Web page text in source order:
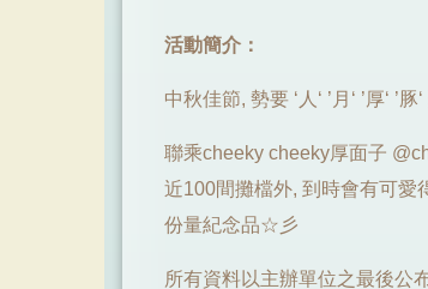
活動簡介：
中秋佳節, 勢要 ‘人‘ ’月‘ ’厚‘ ’
聯乘cheeky cheeky厚面子
近100間攤檔外, 到時會有可愛
份量紀念品☆彡
所有資料以主辦單位之最後公